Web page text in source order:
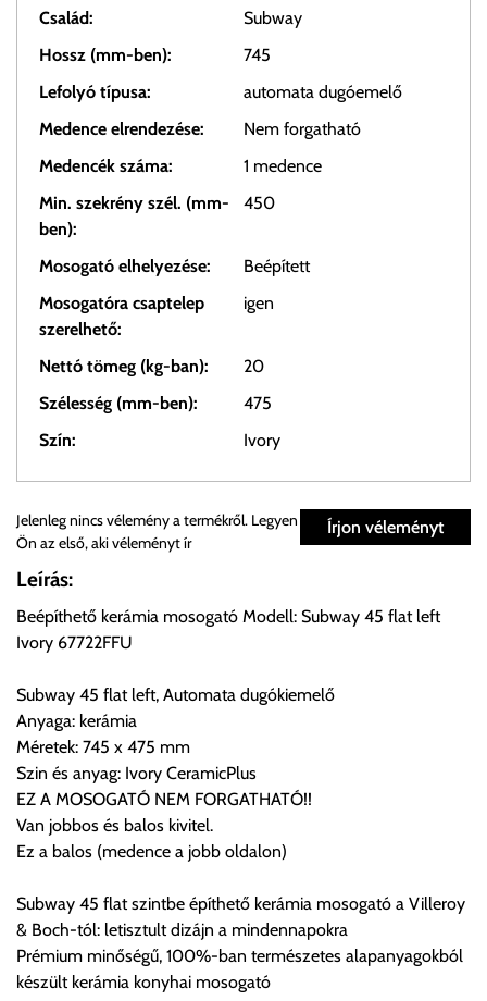
Család:
Subway
Hossz (mm-ben):
745
Lefolyó típusa:
automata dugóemelő
Medence elrendezése:
Nem forgatható
Medencék száma:
1 medence
Min. szekrény szél. (mm-
ben):
450
Mosogató elhelyezése:
Beépített
Mosogatóra csaptelep
szerelhető:
igen
Nettó tömeg (kg-ban):
20
Szélesség (mm-ben):
475
Szín:
Ivory
Személyes átvétel:
Önnek lehetősége van rendelését a beérkezést követően
ingyenesen átvenni Budapesti Cégcsoportunk Stúdiójában
előre egyeztetett időpontban.
Szállítási díjak:
Az oldalunkon rendelés esetén, amennyiben szállítást is kér,
úgy esetenként több lehetőséget ajánl fel a program. Kérjük, a
vásárolt árú figyelembevételével az önnek megfelelő szállítási
költséget válassza ki.
automatikusan nem ajánl fel szállítási költséget, úgy válassza
a 0.- forintos szállítást, kollégáink megvizsgálják a vásárolt
termék adatait, majd visszaigazolják a szállítás költségét.
Írjon véleményt
Jelenleg nincs vélemény a termékről. Legyen
Ön az első, aki véleményt ír
Leírás:
Beépíthető kerámia mosogató Modell: Subway 45 flat left
Ivory 67722FFU
Subway 45 flat left, Automata dugókiemelő
Anyaga: kerámia
Méretek: 745 x 475 mm
Szin és anyag: Ivory CeramicPlus
EZ A MOSOGATÓ NEM FORGATHATÓ!!
Van jobbos és balos kivitel.
Ez a balos (medence a jobb oldalon)
Subway 45 flat szintbe építhető kerámia mosogató a Villeroy
& Boch-tól: letisztult dizájn a mindennapokra
Prémium minőségű, 100%-ban természetes alapanyagokból
készült kerámia konyhai mosogató